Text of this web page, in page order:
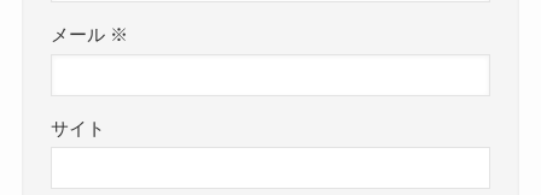
メール ※
サイト